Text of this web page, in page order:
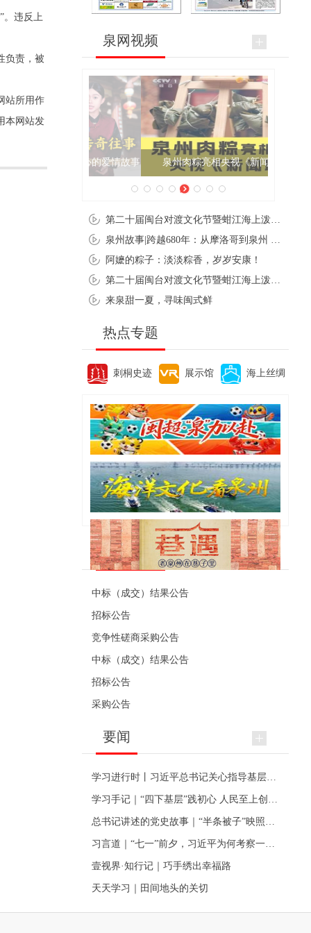
。违反上
负责，被
站所用作
本网站发
泉网视频
泉州肉粽亮相央视《新闻联播》
阿嬷的粽子：淡淡粽香，岁岁安康！
来泉甜一夏，寻味闽式鲜
热点专题
刺桐史迹 展示馆 海上丝绸
便民资讯
中标（成交）结果公告
招标公告
竞争性磋商采购公告
中标（成交）结果公告
招标公告
采购公告
要闻
壹视界·知行记｜巧手绣出幸福路
天天学习｜田间地头的关切